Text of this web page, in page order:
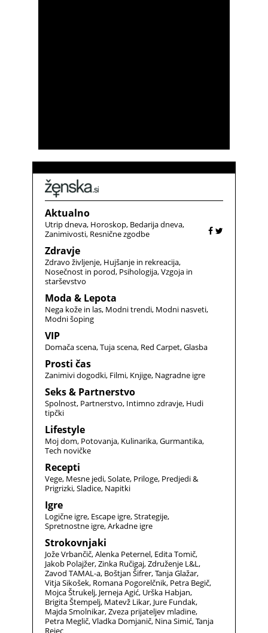
Aktualno
Utrip dneva Horoskop Bedarija dneva
Zanimivosti Resnične zgodbe
Zdravje
Zdravo življenje Hujšanje in rekreacija
Nosečnost in porod Psihologija Vzgoja in
starševstvo
Moda & Lepota
Nega kože in las Modni trendi Modni nasveti
Modni šoping
VIP
Domača scena Tuja scena Red Carpet Glasba
Prosti čas
Zanimivi dogodki Filmi Knjige Nagradne igre
Seks & Partnerstvo
Spolnost Partnerstvo Intimno zdravje Hudi
tipčki
Lifestyle
Moj dom Potovanja Kulinarika Gurmantika
Tech novičke
Recepti
Vege Mesne jedi Solate Priloge Predjedi &
Prigrizki Sladice Napitki
Igre
Logične igre Escape igre Strategije
Spretnostne igre Arkadne igre
Strokovnjaki
Jože Vrbančič Alenka Peternel Edita Tomič
Jakob Polajžer Zinka Ručigaj Združenje L&L
Zavod TAMAL-a Boštjan Šifrer Tanja Glažar
Vitja Sikošek Romana Pogorelčnik Petra Begič
Mojca Štrukelj Jerneja Agić Urška Habjan
Brigita Štempelj Matevž Likar Jure Fundak
Majda Smolnikar Zveza prijateljev mladine
Petra Meglič Vladka Domjanič Nina Simić Tanja
Rejec